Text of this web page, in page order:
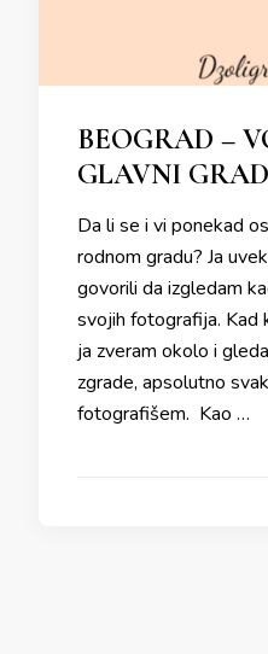
BEOGRAD –
GLAVNI
Da li se i vi ponekad
rodnom gradu? Ja
govorili da izgledam
svojih fotografija. Kad
ja zveram okolo i
zgrade, apsolutno
fotografišem. Kao …